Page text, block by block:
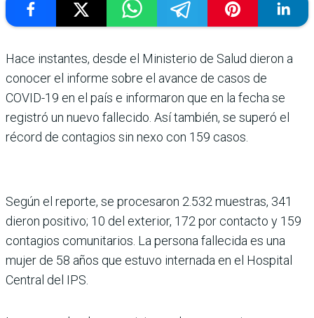
Hace instantes, desde el Ministerio de Salud dieron a
conocer el informe sobre el avance de casos de
COVID-19 en el país e informaron que en la fecha se
registró un nuevo fallecido. Así también, se superó el
récord de contagios sin nexo con 159 casos.
Según el reporte, se procesaron 2.532 muestras, 341
dieron positivo; 10 del exterior, 172 por contacto y 159
contagios comunitarios. La persona fallecida es una
mujer de 58 años que estuvo internada en el Hospital
Central del IPS.